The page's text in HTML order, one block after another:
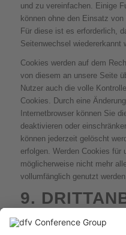
und zu vereinfachen. Einige
können ohne den Einsatz von
Für diese ist es erforderlich,
Seitenwechsel wiedererkannt
Cookies werden auf dem
von diesem an unsere Seite
Nutzer auch die volle
Cookies. Durch eine
Internetbrowser können Sie
deaktivieren oder
können jederzeit gelöscht
erfolgen. Werden Cookies für
möglicherweise nicht mehr
vollumfänglich genutzt werden.
9.
DIENSTE